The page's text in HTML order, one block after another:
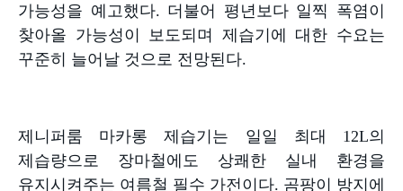
가능성을 예고했다. 더불어 평년보다 일찍 폭염이
찾아올 가능성이 보도되며 제습기에 대한 수요는
꾸준히 늘어날 것으로 전망된다.
제니퍼룸 마카롱 제습기는 일일 최대 12L의
제습량으로 장마철에도 상쾌한 실내 환경을
유지시켜주는 여름철 필수 가전이다. 곰팡이 방지에